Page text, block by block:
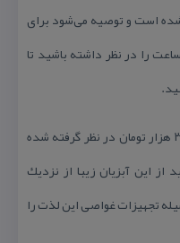
است و توصیه می‌شود برای
را در نظر داشته باشید تا
همچنین هزینه بلیط بازدید آكواریوم ۳۵ هزار تومان در نظر گرفته شده
این آبزیان زیبا از نزدیك
تجهیزات غواصی این لذت را